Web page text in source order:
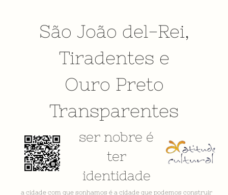
São João del-Rei,
Tiradentes e
Ouro Preto
Transparentes
ser nobre é
ter
identidade
a cidade com que sonhamos é a cidade que podemos construir